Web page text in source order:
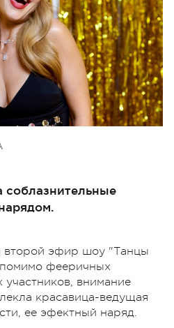
соблазнительные
второй эфир шоу "Танцы
фееричных
участников, внимание
красавица-ведущая
ее эфектный наряд.